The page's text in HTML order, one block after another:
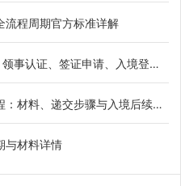
流程周期官方标准详解
、签证申请、入境登记一站式指南
料、递交步骤与入境后续手续
与材料详情